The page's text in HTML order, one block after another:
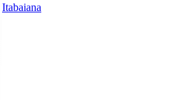
Itabaiana